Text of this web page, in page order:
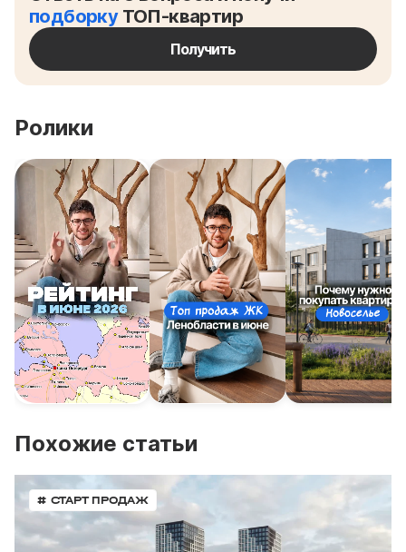
подборкуТОП-квартир
Получить
Ролики
Похожие статьи
# СТАРТ ПРОДАЖ